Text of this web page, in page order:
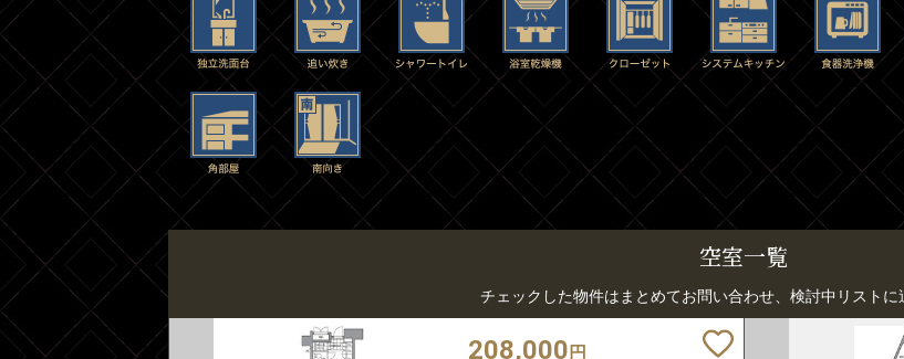
空室一覧
チェックした物件はまとめてお問い合わせ、検討中リストに
208,000 円